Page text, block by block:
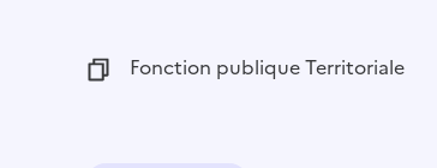
Fonction publique :
Fonction publique Territoriale